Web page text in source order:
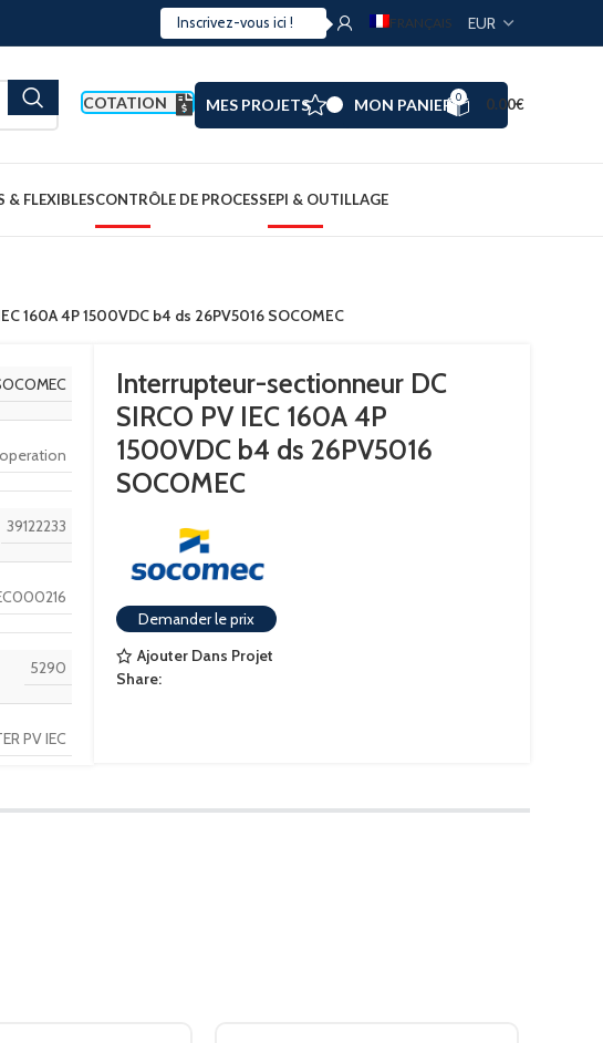
FRANÇAIS
COTATION MES PROJETS MON PANIER 0 0.00€
& FLEXIBLESCONTRÔLE DE PROCESSEPI & OUTILLAGE
160A 4P 1500VDC b4 ds 26PV5016 SOCOMEC
39122233
5290
PV IEC
FR
Interrupteur-sectionneur DC
SIRCO PV IEC 160A 4P
1500VDC b4 ds 26PV5016
SOCOMEC
Demander le prix
Ajouter Dans Projet
Share: